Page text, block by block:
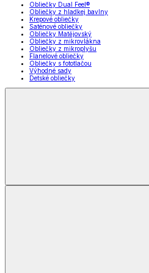
Obliečky Dual Feel®
Obliečky z hladkej bavlny
Krepové obliečky
Saténové obliečky
Obliečky Matějovský
Obliečky z mikrovlákna
Obliečky z mikroplyšu
Flanelové obliečky
Obliečky s fototlačou
Výhodné sady
Detské obliečky